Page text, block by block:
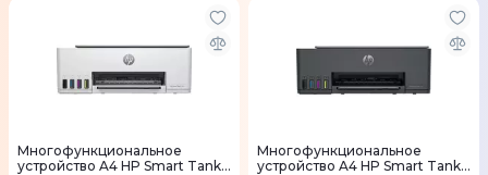
Многофункциональное
устройство A4 HP Smart Tank
Многофункциональное
устройство A4 HP Smart Tank